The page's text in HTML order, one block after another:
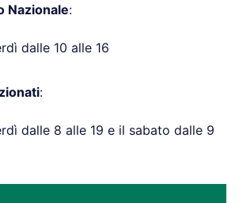
Nazionale:
dalle 10 alle 16
:
dalle 8 alle 19 e il sabato dalle 9